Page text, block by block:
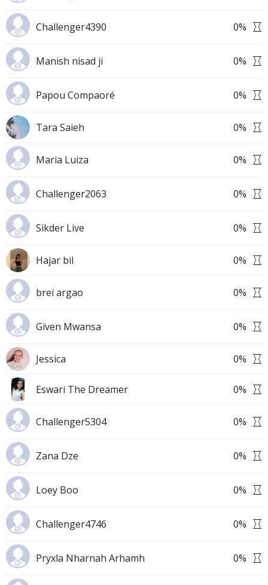
Challenger4390 0%
Manish nisad ji 0%
Papou Compaoré 0%
Tara Saieh 0%
Maria Luiza 0%
Challenger2063 0%
Sikder Live 0%
Hajar bil 0%
brei argao 0%
Given Mwansa 0%
Jessica 0%
Eswari The Dreamer 0%
Challenger5304 0%
Zana Dze 0%
Loey Boo 0%
Challenger4746 0%
Pryxla Nharnah Arhamh 0%